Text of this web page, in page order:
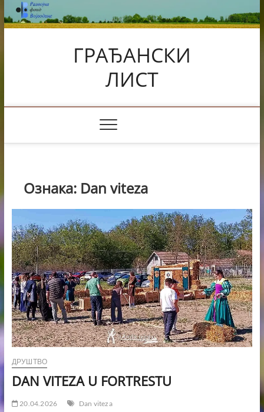
Skip
to
content
ГРАЂАНСКИ
ЛИСТ
Ознака: Dan viteza
ДРУШТВО
DAN VITEZA U FORTRESTU
20.04.2026 Dan viteza